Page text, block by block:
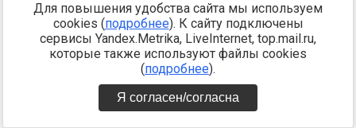
Для повышения удобства сайта мы используем
cookies (подробнее). К сайту подключены
сервисы Yandex.Metrika, LiveInternet, top.mail.ru,
которые также используют файлы cookies
(подробнее).
Я согласен/согласна